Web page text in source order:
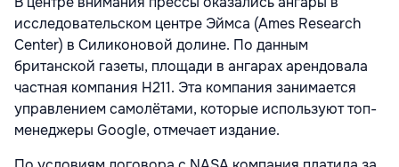
исследовательском центре Эймса (Ames Research
Center) в Силиконовой долине. По данным
британской газеты, площади в ангарах арендовала
частная компания H211. Эта компания занимается
управлением самолётами, которые используют топ-
менеджеры Google, отмечает издание.